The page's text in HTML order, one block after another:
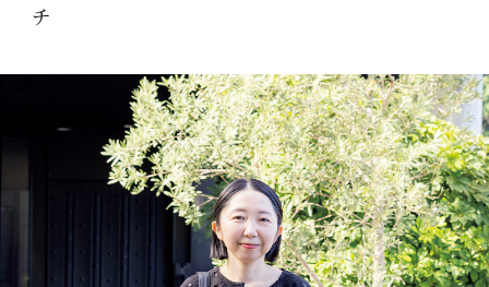
チ